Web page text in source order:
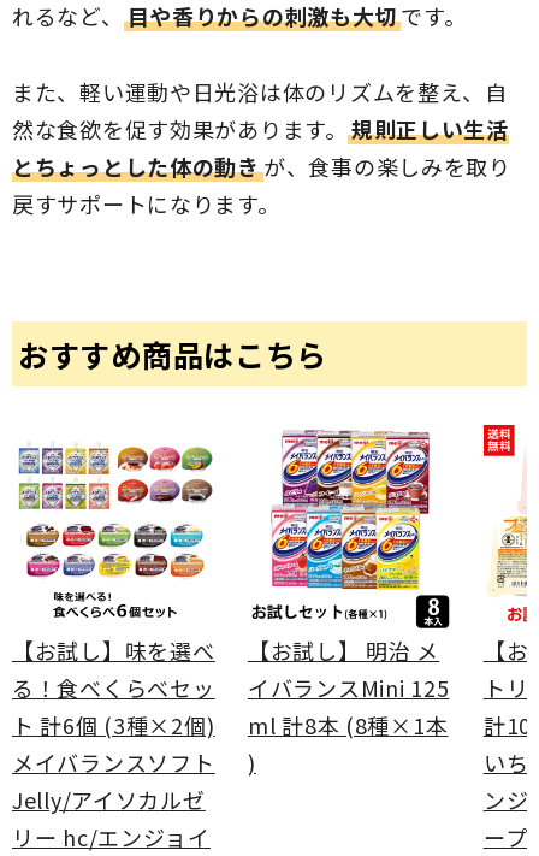
れるなど、 目や香りからの刺激も大切です。
また、軽い運動や日光浴は体のリズムを整え、自
然な食欲を促す効果があります。 規則正しい生活
とちょっとした体の動きが、食事の楽しみを取り
戻すサポートになります。
おすすめ商品はこちら
【お試し】味を選べ
る！食べくらべセッ
ト 計6個 (3種×2個)
メイバランスソフト
Jelly/アイソカルゼ
リー hc/エンジョイ
【お試し】 明治 メ
イバランスMini 125
ml 計8本 (8種×1本
)
【
ト
計
いち
ン
ープ